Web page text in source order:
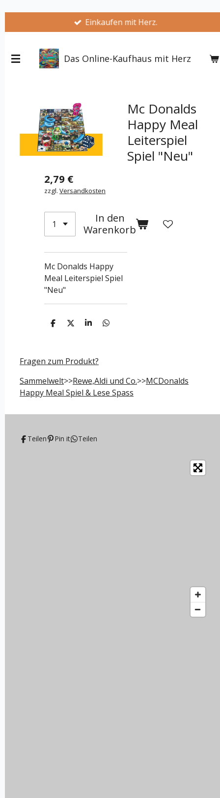
springen
Einkaufen mit Herz.
Das Online-Kaufhaus mit Herz
Mc Donalds
Happy Meal
Leiterspiel
Spiel "Neu"
2,79 €
zzgl. Versandkosten
In den
Warenkorb
Mc Donalds Happy
Meal Leiterspiel Spiel
"Neu"
T
n
T
n
T
e
n
T
Fragen zum Produkt?
Sammelwelt>>Rewe,Aldi und Co.>>MCDonalds
Happy Meal Spiel & Lese Spass
Teilen Pin it Teilen